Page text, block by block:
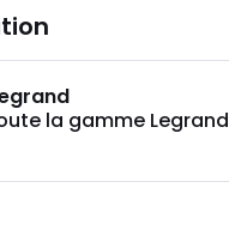
la gamme Legrand